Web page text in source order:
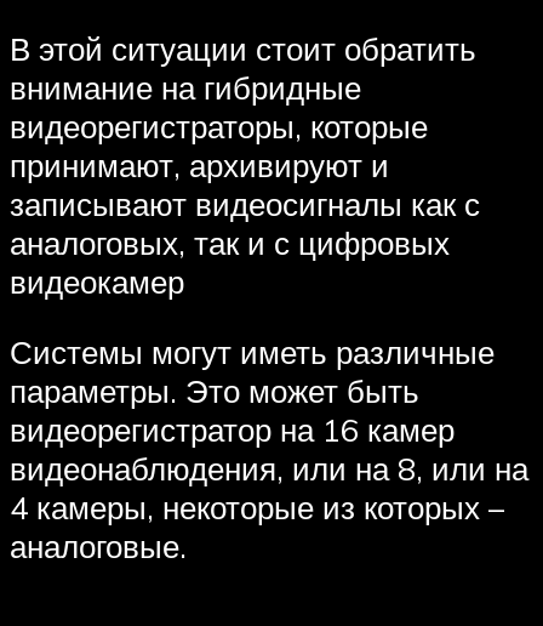
В этой ситуации стоит обратить
внимание на гибридные
видеорегистраторы, которые
принимают, архивируют и
записывают видеосигналы как с
аналоговых, так и с цифровых
видеокамер
Системы могут иметь различные
параметры. Это может быть
видеорегистратор на 16 камер
видеонаблюдения, или на 8, или на
4 камеры, некоторые из которых –
аналоговые.